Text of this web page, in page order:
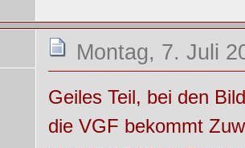
Montag, 7. Juli
Geiles Teil, bei den
die VGF bekommt